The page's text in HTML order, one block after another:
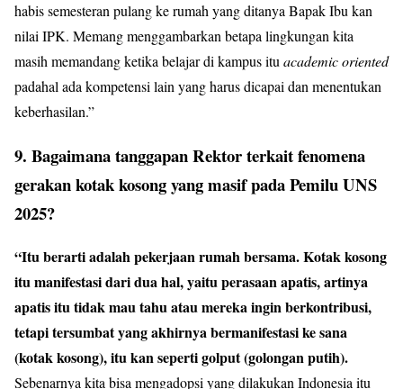
habis semesteran pulang ke rumah yang ditanya Bapak Ibu kan
nilai IPK. Memang menggambarkan betapa lingkungan kita
masih memandang ketika belajar di kampus itu academic oriented
padahal ada kompetensi lain yang harus dicapai dan menentukan
keberhasilan.”
9. Bagaimana tanggapan Rektor terkait fenomena
gerakan kotak kosong yang masif pada Pemilu UNS
2025?
“Itu berarti adalah pekerjaan rumah bersama. Kotak kosong
itu manifestasi dari dua hal, yaitu perasaan apatis, artinya
apatis itu tidak mau tahu atau mereka ingin berkontribusi,
tetapi tersumbat yang akhirnya bermanifestasi ke sana
(kotak kosong), itu kan seperti golput (golongan putih).
Sebenarnya kita bisa mengadopsi yang dilakukan Indonesia itu